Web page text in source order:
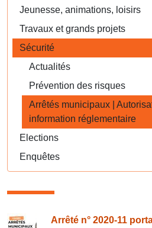
Jeunesse, animations, loisirs
Travaux et grands projets
Sécurité
Actualités
Prévention des risques
Arrêtés municipaux |
information réglementaire
Elections
Enquêtes
Consulter également
Arrêté n° 2020-11